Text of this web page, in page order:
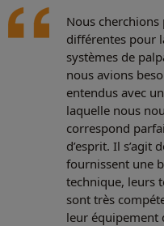
Nous
différentes pour
systèmes de
nous avions
entendus avec
laquelle nous
correspond
d’esprit. Il s’agit
fournissent une
technique, leurs
sont très
leur équipement